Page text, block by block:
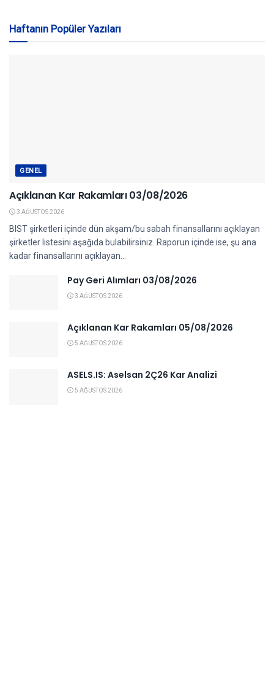
Haftanın Popüler Yazıları
GENEL
Açıklanan Kar Rakamları 03/08/2026
3 AĞUSTOS 2026
BIST şirketleri içinde dün akşam/bu sabah finansallarını açıklayan
şirketler listesini aşağıda bulabilirsiniz. Raporun içinde ise, şu ana
kadar finansallarını açıklayan...
Pay Geri Alımları 03/08/2026
3 AĞUSTOS 2026
Açıklanan Kar Rakamları 05/08/2026
5 AĞUSTOS 2026
ASELS.IS: Aselsan 2Ç26 Kar Analizi
5 AĞUSTOS 2026